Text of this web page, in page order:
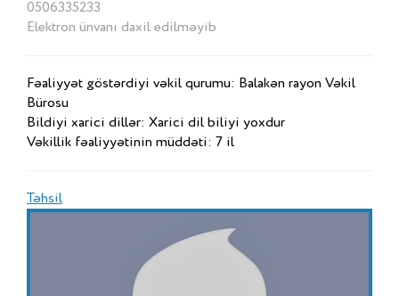
0506335233
Elektron ünvanı daxil edilməyib
Fəaliyyət göstərdiyi vəkil qurumu: Balakən rayon Vəkil
Bürosu
Bildiyi xarici dillər: Xarici dil biliyi yoxdur
Vəkillik fəaliyyətinin müddəti: 7 il
Təhsil